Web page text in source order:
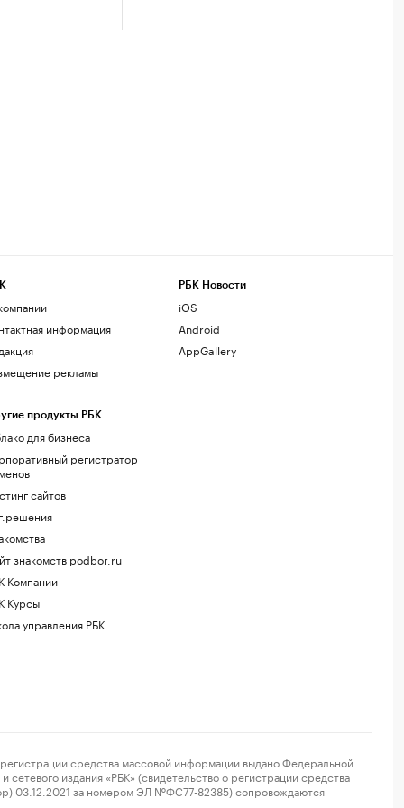
информация
рекламы
продукты РБК
для бизнеса
регистратор
сайтов
знакомств podbor.ru
Компании
Курсы
управления РБК
РБК Новости
iOS
Android
AppGallery
средства массовой информации выдано Федеральной
издания «РБК» (свидетельство о регистрации средства
03.12.2021 за номером ЭЛ №ФС77-82385) сопровождаются